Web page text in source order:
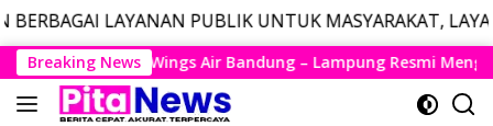
PUBLIK UNTUK MASYARAKAT, LAYANAN DARURAT
Langsung
ke
konten
Breaking News
– Lampung Resmi Mengudara, Husein Kembali Layani